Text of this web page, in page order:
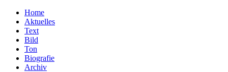
Home
Aktuelles
Text
Bild
Ton
Biografie
Archiv